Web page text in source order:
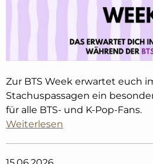
Zur BTS Week erwartet euch
Stachuspassagen ein
für alle BTS- und K-Pop-Fans.
Weiterlesen